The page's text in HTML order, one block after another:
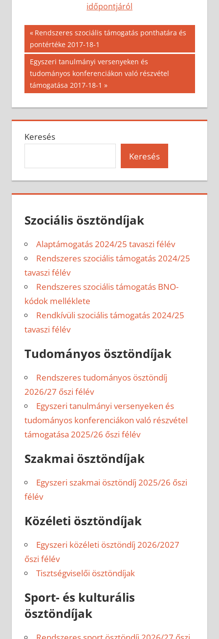
időpontjáról
Bejegyzés
navigáció
Previous
Post:
Rendszeres szociális támogatás ponthatára és
pontértéke 2017-18-1
Next
Post:
Egyszeri tanulmányi versenyeken és
tudományos konferenciákon való részvétel
támogatása 2017-18-1
Keresés
Keresés
Szociális ösztöndíjak
Alaptámogatás 2024/25 tavaszi félév
Rendszeres szociális támogatás 2024/25
tavaszi félév
Rendszeres szociális támogatás BNO-
kódok melléklete
Rendkívüli szociális támogatás 2024/25
tavaszi félév
Tudományos ösztöndíjak
Rendszeres tudományos ösztöndíj
2026/27 őszi félév
Egyszeri tanulmányi versenyeken és
tudományos konferenciákon való részvétel
támogatása 2025/26 őszi félév
Szakmai ösztöndíjak
Egyszeri szakmai ösztöndíj 2025/26 őszi
félév
Közéleti ösztöndíjak
Egyszeri közéleti ösztöndíj 2026/2027
őszi félév
Tisztségviselői ösztöndíjak
Sport- és kulturális
ösztöndíjak